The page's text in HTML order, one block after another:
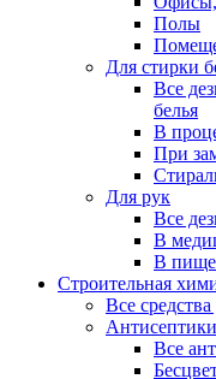
Полы
Для стирки
Все
белья
В
При
Для рук
Все
В
В
Строительная
Все
Антисептики
Все